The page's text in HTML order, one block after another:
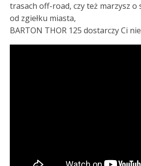
trasach off-road, czy też marzysz o
od zgiełku miasta,
BARTON THOR 125 dostarczy Ci